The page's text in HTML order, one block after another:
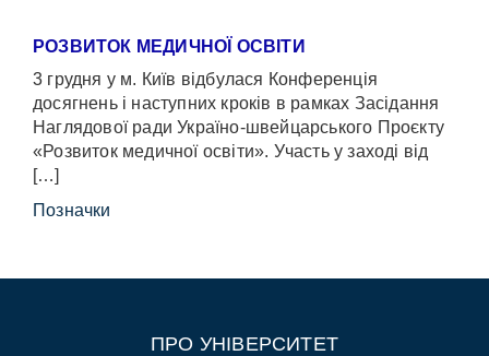
РОЗВИТОК МЕДИЧНОЇ ОСВІТИ
3 грудня у м. Київ відбулася Конференція
досягнень і наступних кроків в рамках Засідання
Наглядової ради Україно-швейцарського Проєкту
«Розвиток медичної освіти». Участь у заході від
[…]
Позначки
ПРО УНІВЕРСИТЕТ